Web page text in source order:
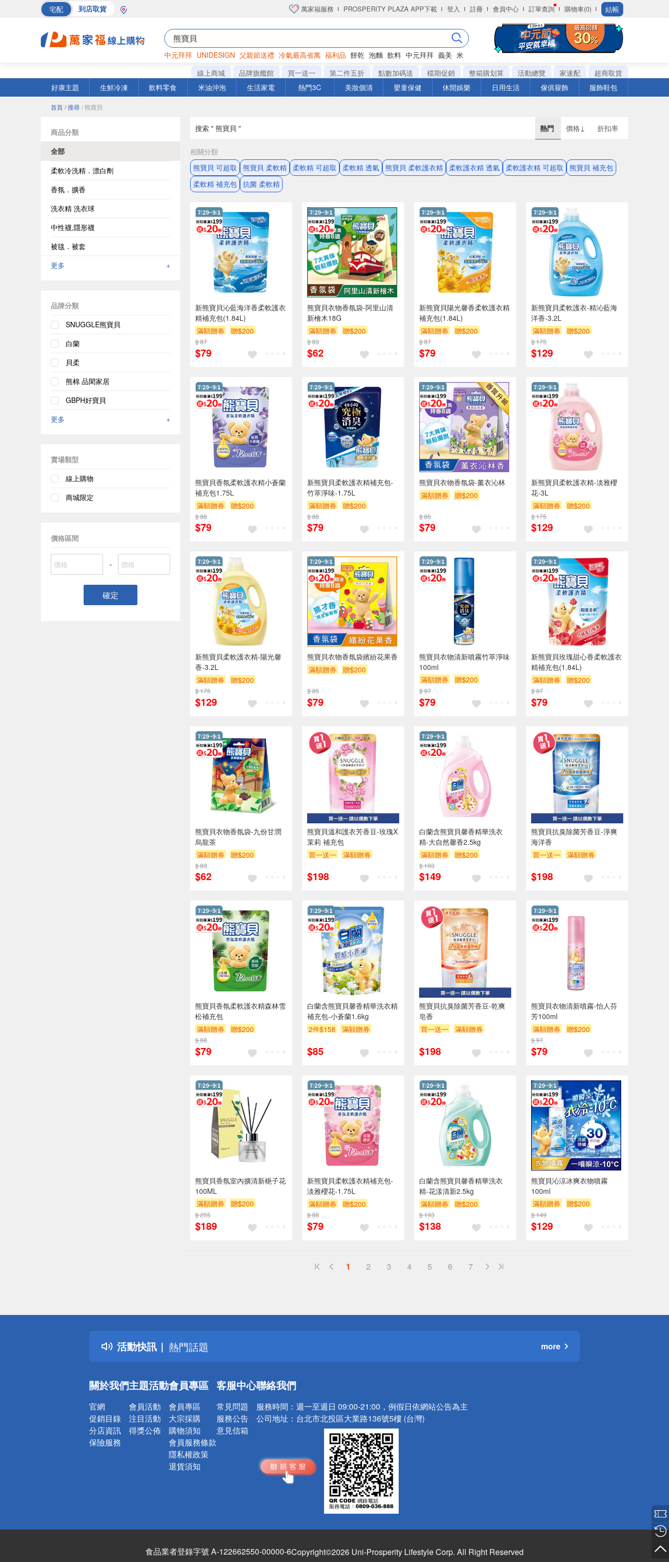
宅配 到店取貨 萬家福服務 PROSPERITY PLAZA APP下載 登入 註冊 會員中心 訂單查詢 購物車(0) 結帳
中元拜拜 UNIDESIGN 父親節送禮 冷氣最高省萬 福利品 餅乾 泡麵 飲料 中元拜拜 義美 米
罐頭 海苔 洋芋片
線上商城 品牌旗艦館 買一送一 第二件五折 點數加碼送 檔期促銷 整箱購划算 活動總覽 家速配
超商取貨
好康主題
生鮮冷凍 飲料零食 米油沖泡 生活家電 熱門3C 美妝個清 嬰童保健 休閒娛樂 日用生活 傢俱寢飾 服飾鞋包
首頁 / 搜尋 / 熊寶貝
商品分類
全部
柔軟冷洗精．漂白劑
香氛．擴香
洗衣精 洗衣球
中性襪,隱形襪
被毯．被套
更多
+
品牌分類
SNUGGLE熊寶貝
白蘭
貝柔
熊棉 品閑家居
GBPH好寶貝
更多
+
賣場類型
線上購物
商城限定
價格區間
-
確定
搜索 " 熊寶貝 " 熱門 價格↓ 折扣率
相關分類
熊寶貝 可超取
熊寶貝 柔軟精 柔軟精 可超取 柔軟精 透氣 熊寶貝 柔軟護衣精 柔軟護衣精 透氣 柔軟護衣精 可超取
熊寶貝 補充包
柔軟精 補充包 抗菌 柔軟精
新熊寶貝沁藍海洋香柔軟護衣
精補充包(1.84L)
滿額贈券
贈$200
$ 87
$79
熊寶貝衣物香氛袋-阿里山清
新檜木18G
滿額贈券
贈$200
$ 83
$62
新熊寶貝陽光馨香柔軟護衣精
補充包(1.84L)
滿額贈券
贈$200
$ 87
$79
新熊寶貝柔軟護衣-精沁藍海
洋香-3.2L
滿額贈券
贈$200
$ 175
$129
熊寶貝香氛柔軟護衣精小蒼蘭
補充包1.75L
滿額贈券
贈$200
$ 88
$79
新熊寶貝柔軟護衣精補充包-
竹萃淨味-1.75L
滿額贈券
贈$200
$ 88
$79
熊寶貝衣物香氛袋-薰衣沁林
滿額贈券
贈$200
$ 85
$79
新熊寶貝柔軟護衣精-淡雅櫻
花-3L
滿額贈券
贈$200
$ 175
$129
新熊寶貝柔軟護衣精-陽光馨
香-3.2L
滿額贈券
贈$200
$ 175
$129
熊寶貝衣物香氛袋繽紛花果香
滿額贈券
贈$200
$ 85
$79
熊寶貝衣物清新噴霧竹萃淨味
100ml
滿額贈券
贈$200
$ 97
$79
新熊寶貝玫瑰甜心香柔軟護衣
精補充包(1.84L)
滿額贈券
贈$200
$ 87
$79
熊寶貝衣物香氛袋-九份甘潤
烏龍茶
滿額贈券
贈$200
$ 83
$62
熊寶貝溫和護衣芳香豆-玫瑰X
茉莉 補充包
買一送一
滿額贈券
$198
白蘭含熊寶貝馨香精華洗衣
精-大自然馨香2.5kg
滿額贈券
贈$200
$ 193
$149
熊寶貝抗臭除菌芳香豆-淨爽
海洋香
買一送一
滿額贈券
$198
熊寶貝香氛柔軟護衣精森林雪
松補充包
滿額贈券
贈$200
$ 88
$79
白蘭含熊寶貝馨香精華洗衣精
補充包-小蒼蘭1.6kg
2件$158
滿額贈券
$85
熊寶貝抗臭除菌芳香豆-乾爽
皂香
買一送一
滿額贈券
$198
熊寶貝衣物清新噴霧-怡人芬
芳100ml
滿額贈券
贈$200
$ 97
$79
熊寶貝香氛室內擴清新梔子花
100ML
滿額贈券
贈$200
$ 255
$189
新熊寶貝柔軟護衣精補充包-
淡雅櫻花-1.75L
滿額贈券
贈$200
$ 88
$79
白蘭含熊寶貝馨香精華洗衣
精-花漾清新2.5kg
滿額贈券
贈$200
$ 193
$138
熊寶貝沁涼冰爽衣物噴霧
100ml
滿額贈券
贈$200
$ 149
$129
1 2 3 4 5 6 7
活動快訊
詐騙網頁！請小心！
得獎公告
熱門話題
銀行優惠
詐騙網頁！請小心！
more
關於我們
官網
促銷目錄
分店資訊
保險服務
主題活動
會員活動
注目活動
得獎公佈
會員專區
會員專區
大宗採購
購物須知
會員服務條款
隱私權政策
退貨須知
客服中心
常見問題
服務公告
意見信箱
聯絡我們
服務時間： 週一至週日 09:00-21:00，例假日依網站公告為主
公司地址： 台北市北投區大業路136號5樓 (台灣)
食品業者登錄字號 A-122662550-00000-6Copyright©2026 Uni-Prosperity Lifestyle Corp. All Right Reserved